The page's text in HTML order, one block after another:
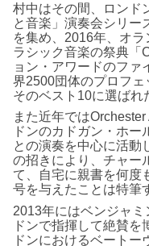
村中はその間、ロンド
と音楽」演奏会シリー
を集め、2016年、オ
ラシック音楽の祭典「
ョン・アワードのファ
界2500団体のプロフェ
そのベスト10に選ばれ
また近年では
ドンのカドガン・ホー
との演奏を中心に活動
の招きにより、チャー
て、自宅に親書を何度
号を与えたことは特筆
2013年にはベンジャ
ドンで指揮して絶賛
ドンにおけるベートー